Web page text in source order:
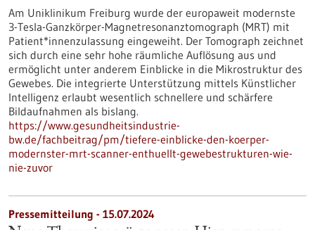
Am Uniklinikum Freiburg wurde der europaweit modernste
3-Tesla-Ganzkörper-Magnetresonanztomograph (MRT) mit
Patient*innenzulassung eingeweiht. Der Tomograph zeichnet
sich durch eine sehr hohe räumliche Auflösung aus und
ermöglicht unter anderem Einblicke in die Mikrostruktur des
Gewebes. Die integrierte Unterstützung mittels Künstlicher
Intelligenz erlaubt wesentlich schnellere und schärfere
Bildaufnahmen als bislang.
https://www.gesundheitsindustrie-
bw.de/fachbeitrag/pm/tiefere-einblicke-den-koerper-
modernster-mrt-scanner-enthuellt-gewebestrukturen-wie-
nie-zuvor
Pressemitteilung - 15.07.2024